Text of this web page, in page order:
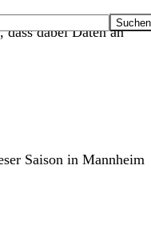
dabei Daten an
Saison in Mannheim